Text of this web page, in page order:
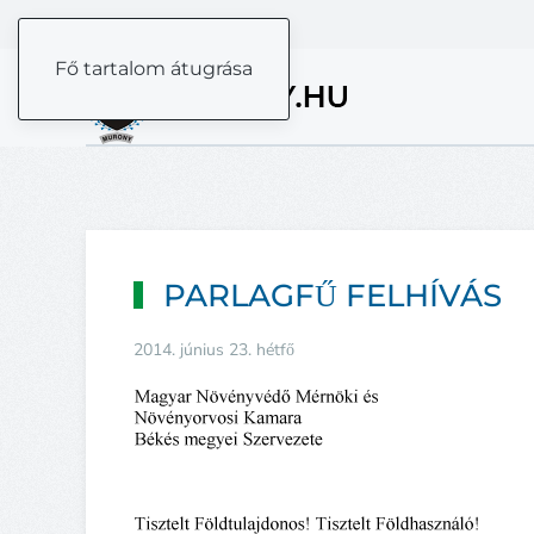
Fő tartalom átugrása
PARLAGFŰ FELHÍVÁS
2014. június 23. hétfő